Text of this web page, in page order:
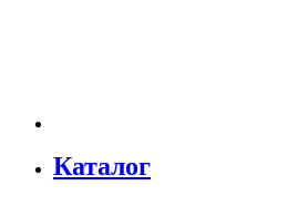
Каталог